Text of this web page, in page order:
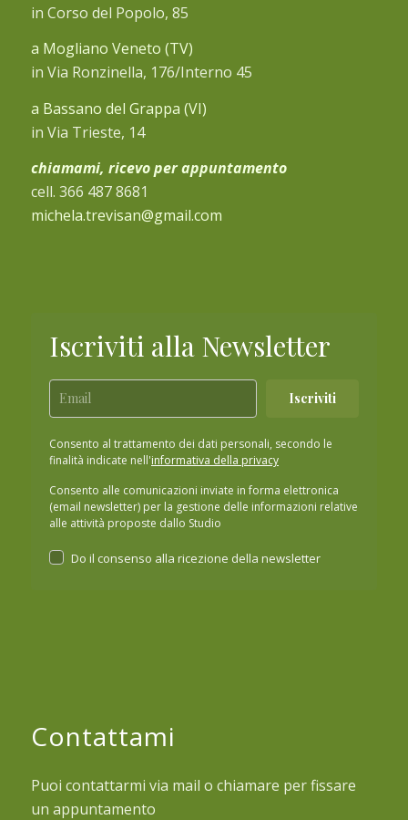
in Corso del Popolo, 85
a Mogliano Veneto (TV)
in Via Ronzinella, 176/Interno 45
a Bassano del Grappa (VI)
in Via Trieste, 14
chiamami, ricevo per appuntamento
cell. 366 487 8681
michela.trevisan@gmail.com
Iscriviti alla Newsletter
Iscriviti
Consento al trattamento dei dati personali, secondo le
finalità indicate nell'informativa della privacy
Consento alle comunicazioni inviate in forma elettronica
(email newsletter) per la gestione delle informazioni relative
alle attività proposte dallo Studio
Do il consenso alla ricezione della newsletter
Contattami
Puoi contattarmi via mail o chiamare per fissare
un appuntamento